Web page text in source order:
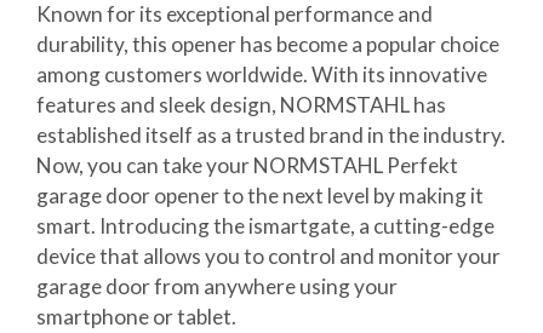
Known for its exceptional performance and
durability, this opener has become a popular choice
among customers worldwide. With its innovative
features and sleek design, NORMSTAHL has
established itself as a trusted brand in the industry.
Now, you can take your NORMSTAHL Perfekt
garage door opener to the next level by making it
smart. Introducing the ismartgate, a cutting-edge
device that allows you to control and monitor your
garage door from anywhere using your
smartphone or tablet.